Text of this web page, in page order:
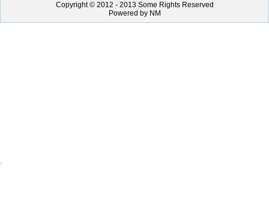
Copyright © 2012 - 2013 Some Rights Reserved
Powered by NM
.